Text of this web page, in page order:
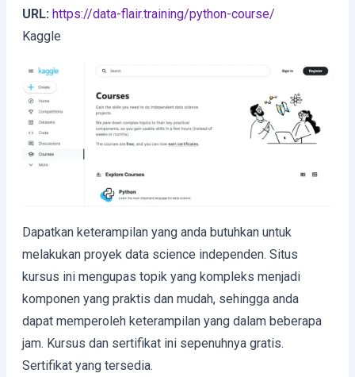
URL: https://data-flair.training/python-course/
Kaggle
Dapatkan keterampilan yang anda butuhkan untuk
melakukan proyek data science independen. Situs
kursus ini mengupas topik yang kompleks menjadi
komponen yang praktis dan mudah, sehingga anda
dapat memperoleh keterampilan yang dalam beberapa
jam. Kursus dan sertifikat ini sepenuhnya gratis.
Sertifikat yang tersedia.